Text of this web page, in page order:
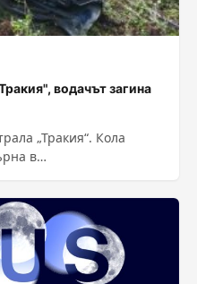
водачът загина
„Тракия“. Кола
в